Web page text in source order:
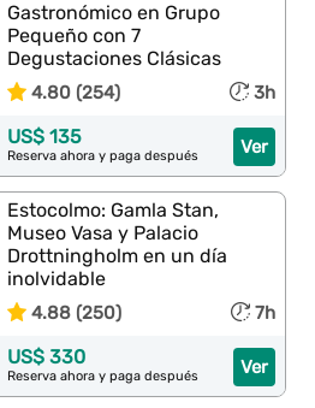
Gastronómico en Grupo
Pequeño con 7
Degustaciones Clásicas
4.80 (254) 3h
Ver
US$ 135
Reserva ahora y paga después
Estocolmo: Gamla Stan,
Museo Vasa y Palacio
Drottningholm en un día
inolvidable
4.88 (250) 7h
Ver
US$ 330
Reserva ahora y paga después